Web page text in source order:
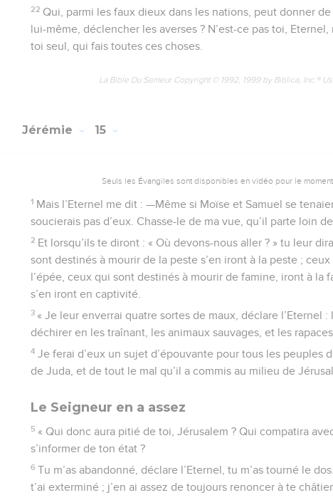
22 Qui, parmi les faux dieux dans les nations, peut donner
lui-même, déclencher les averses ? N’est-ce pas toi,
toi seul, qui fais toutes ces choses.
La Bible Du Semeur Copyright © 1992, 1999 by Biblica, Inc.®
Jérémie 15
Seuls les Évangiles sont disponibles en vidéo pour le moment.
1 Mais l’Eternel me dit : —Même si Moïse et Samuel se
soucierais pas d’eux. Chasse-le de ma vue, qu’il parte loin
2 Et lorsqu’ils te diront : « Où devons-nous aller ? » tu leur
sont destinés à mourir de la peste s’en iront à la peste ;
l’épée, ceux qui sont destinés à mourir de famine, iront à la
s’en iront en captivité.
3 « Je leur enverrai quatre sortes de maux, déclare l’Eternel
déchirer en les traînant, les animaux sauvages, et les
4 Je ferai d’eux un sujet d’épouvante pour tous les peuples
de Juda, et de tout le mal qu’il a commis au milieu de
Le Seigneur en a assez
5 « Qui donc aura pitié de toi, Jérusalem ? Qui compatira
s’informer de ton état ?
6 Tu m’as abandonné, déclare l’Eternel, tu m’as tourné le
t’ai exterminé ; j’en ai assez de toujours renoncer à te châtier.